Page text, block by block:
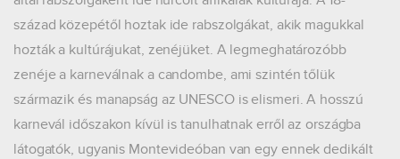
század közepétől hoztak ide rabszolgákat, akik magukkal
hozták a kultúrájukat, zenéjüket. A legmeghatározóbb
zenéje a karneválnak a candombe, ami szintén tőlük
származik és manapság az UNESCO is elismeri. A hosszú
karnevál időszakon kívül is tanulhatnak erről az országba
látogatók, ugyanis Montevideóban van egy ennek dedikált